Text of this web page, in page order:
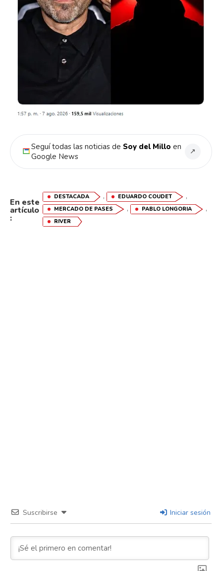
Seguí todas las noticias de Soy del Millo en
Google News
↗
En este
artículo
:
DESTACADA , EDUARDO COUDET ,
MERCADO DE PASES , PABLO LONGORIA ,
RIVER
Suscribirse Iniciar sesión